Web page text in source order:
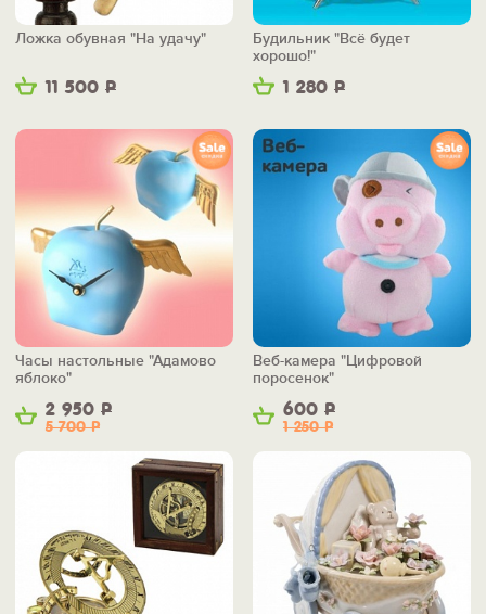
11 500 Р
Ложка обувная "На удачу"
1 280 Р
Будильник "Всё будет
хорошо!"
2 950 Р
5 700Р
Часы настольные "Адамово
яблоко"
600 Р
1 250Р
Веб-камера "Цифровой
поросенок"